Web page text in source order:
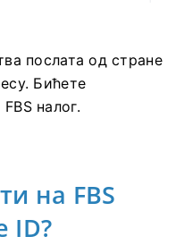
послата од стране
Бићете
налог.
на FBS
ID?